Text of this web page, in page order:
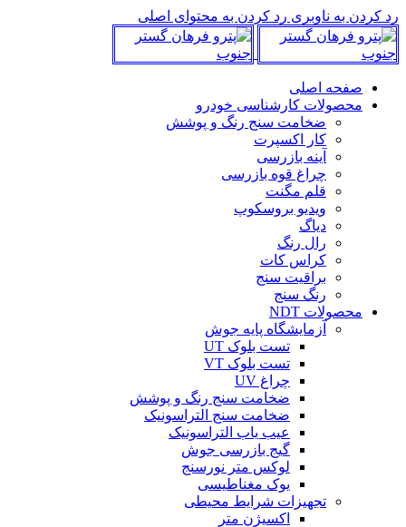
رد کردن به ناوبری رد کردن به محتوای اصلی
صفحه اصلی
محصولات کارشناسی خودرو
ضخامت سنج رنگ و پوشش
کار اکسپرت
آینه بازرسی
چراغ قوه بازرسی
قلم مگنت
ویدیو بروسکوپ
دیاگ
رال رنگ
کراس کات
براقیت سنج
رنگ سنج
محصولات NDT
آزمایشگاه پایه جوش
تست بلوک UT
تست بلوک VT
چراغ UV
ضخامت سنج رنگ و پوشش
ضخامت سنج التراسونیک
عیب یاب التراسونیک
گیج بازرسی جوش
لوکس متر نورسنج
یوک مغناطیسی
تجهیزات شرایط محیطی
اکسیژن متر